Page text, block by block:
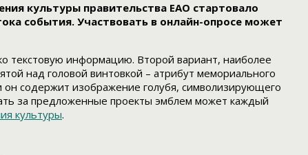
культуры правительства ЕАО стартовало
события. Участвовать в онлайн-опросе может
текстовую информацию. Второй вариант, наиболее
над головой винтовкой – атрибут мемориального
он содержит изображение голубя, символизирующего
за предложенные проекты эмблем может каждый
культуры.